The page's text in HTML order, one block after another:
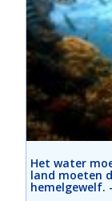
Het water
land moeten
hemelgewelf.